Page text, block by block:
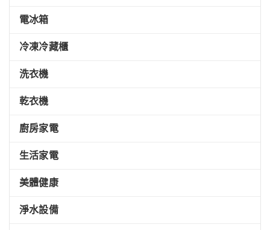
電冰箱
冷凍冷藏櫃
洗衣機
乾衣機
廚房家電
生活家電
美體健康
淨水設備